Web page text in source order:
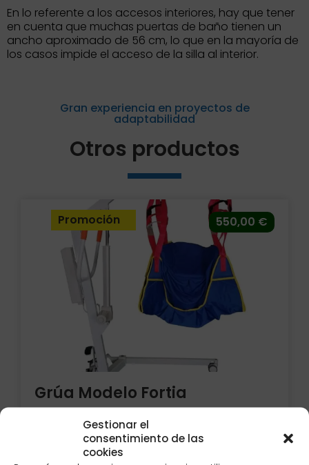
Gestionar el
consentimiento de las
cookies
En lo referente a los accesos interiores, hay que tener
en cuenta que muchas puertas de baño tienen un
ancho aproximado de 56 cm, lo que en la mayoría de
los casos impide el acceso de la silla al interior.
Gran experiencia en proyectos de
adaptabilidad
Otros productos
550,00 €
Promoción
Grúa Modelo Fortia
Grúa con percha de 2 ruedas con freno y
mando para subir y bajar. Sin arnés.